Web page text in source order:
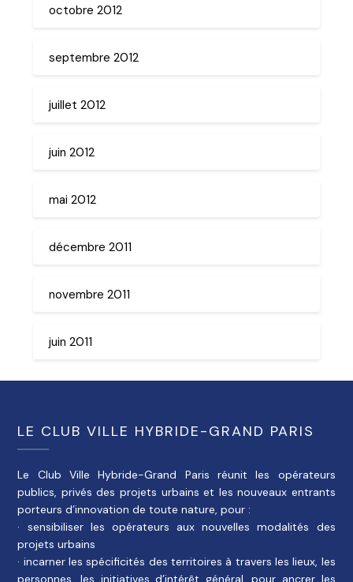
octobre 2012
septembre 2012
juillet 2012
juin 2012
mai 2012
décembre 2011
novembre 2011
juin 2011
LE CLUB VILLE HYBRIDE-GRAND PARIS
Le Club Ville Hybride-Grand Paris réunit les opérateurs
publics, privés des projets urbains et les nouveaux entrants
porteurs d’innovation de toute nature, pour :
· sensibiliser les opérateurs aux nouvelles modalités des
projets urbains
· incarner les spécificités des territoires à travers les lieux, les
personnes, les initiatives d’intérêt général, pour ancrer les